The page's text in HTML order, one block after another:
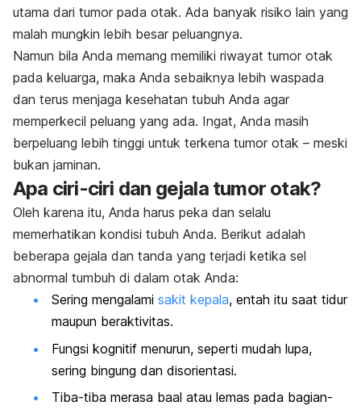
utama dari tumor pada otak. Ada banyak risiko lain yang
malah mungkin lebih besar peluangnya.
Namun bila Anda memang memiliki riwayat tumor otak
pada keluarga, maka Anda sebaiknya lebih waspada
dan terus menjaga kesehatan tubuh Anda agar
memperkecil peluang yang ada. Ingat, Anda masih
berpeluang lebih tinggi untuk terkena tumor otak – meski
bukan jaminan.
Apa ciri-ciri dan gejala tumor otak?
Oleh karena itu, Anda harus peka dan selalu
memerhatikan kondisi tubuh Anda. Berikut adalah
beberapa gejala dan tanda yang terjadi ketika sel
abnormal tumbuh di dalam otak Anda:
Sering mengalami sakit kepala, entah itu saat tidur
maupun beraktivitas.
Fungsi kognitif menurun, seperti mudah lupa,
sering bingung dan disorientasi.
Tiba-tiba merasa baal atau lemas pada bagian-